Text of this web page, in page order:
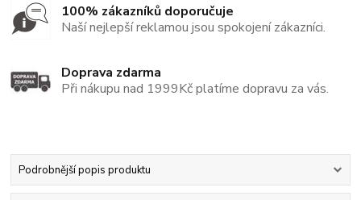
100% zákazníků doporučuje
Naší nejlepší reklamou jsou spokojení zákazníci.
Doprava zdarma
Při nákupu nad 1999Kč platíme dopravu za vás.
Podrobnější popis produktu